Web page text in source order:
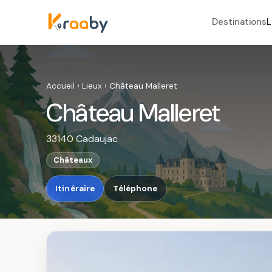
Destinations
Accueil › Lieux › Château Malleret
Château Malleret
33140 Cadaujac
Châteaux
Itinéraire Téléphone